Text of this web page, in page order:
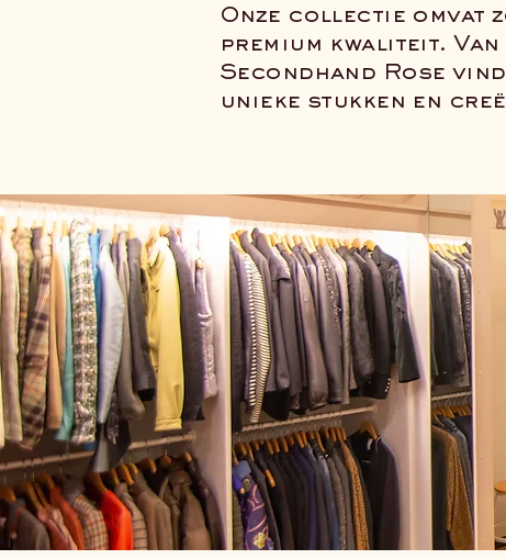
Onze collectie omvat
premium kwaliteit.
Secondhand Rose
unieke stukken en